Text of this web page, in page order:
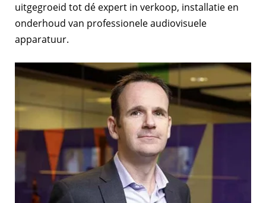
uitgegroeid tot dé expert in verkoop, installatie en
onderhoud van professionele audiovisuele
apparatuur.